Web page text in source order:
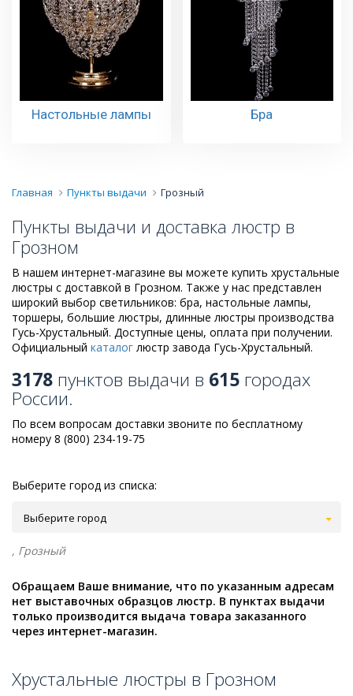
Настольные лампы Бра
Главная Пункты выдачи Грозный
Пункты выдачи и доставка люстр в
Грозном
В нашем интернет-магазине вы можете купить хрустальные
люстры с доставкой в Грозном. Также у нас представлен
широкий выбор светильников: бра, настольные лампы,
торшеры, большие люстры, длинные люстры производства
Гусь-Хрустальный. Доступные цены, оплата при получении.
Официальный каталог люстр завода Гусь-Хрустальный.
3178 пунктов выдачи в 615 городах
России.
По всем вопросам доставки звоните по бесплатному
номеру 8 (800) 234-19-75
Выберите город из списка:
Выберите город
, Грозный
Обращаем Ваше внимание, что по указанным адресам
нет выставочных образцов люстр. В пунктах выдачи
только производится выдача товара заказанного
через интернет-магазин.
Хрустальные люстры в Грозном